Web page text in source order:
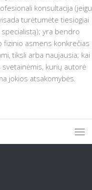
konsultacija (jeigu
turėtumėte tiesiogiai
yra bendro
fizinio asmens konkrečias
tiksli arba naujausia; kai
kurių autorė
jokios atsakomybės.